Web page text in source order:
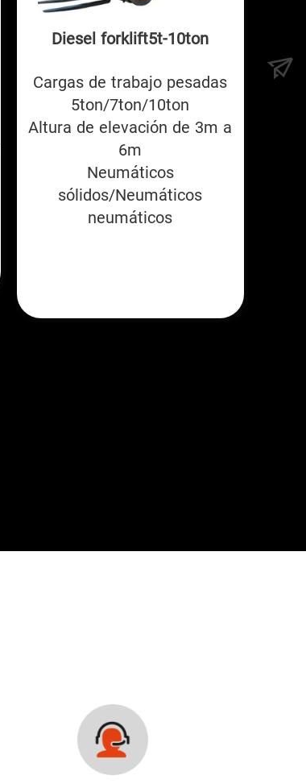
Diesel forklift5t-10ton
Cargas de trabajo pesadas
5ton/7ton/10ton
Altura de elevación de 3m a
6m
Neumáticos
sólidos/Neumáticos
neumáticos